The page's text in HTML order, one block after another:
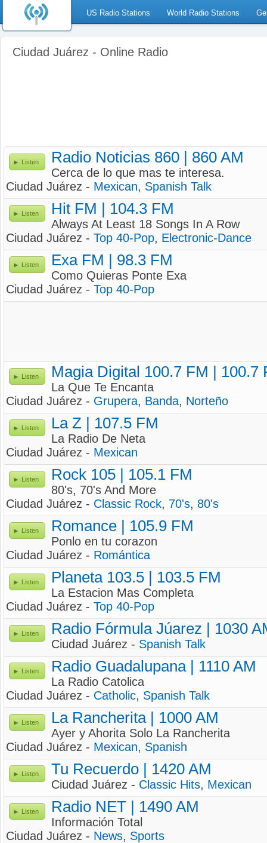
US Radio Stations World Radio Stations
Ciudad Juárez - Online Radio
Listen Radio Noticias 860 | 860 AM
Cerca de lo que mas te interesa.
Ciudad Juárez - Mexican, Spanish Talk
Listen Hit FM | 104.3 FM
Always At Least 18 Songs In A Row
Ciudad Juárez - Top 40-Pop, Electronic-Dance
Listen Exa FM | 98.3 FM
Como Quieras Ponte Exa
Ciudad Juárez - Top 40-Pop
Listen Magia Digital 100.7 FM | 100.7
La Que Te Encanta
Ciudad Juárez - Grupera, Banda, Norteño
Listen La Z | 107.5 FM
La Radio De Neta
Ciudad Juárez - Mexican
Listen Rock 105 | 105.1 FM
80's, 70's And More
Ciudad Juárez - Classic Rock, 70's, 80's
Listen Romance | 105.9 FM
Ponlo en tu corazon
Ciudad Juárez - Romántica
Listen Planeta 103.5 | 103.5 FM
La Estacion Mas Completa
Ciudad Juárez - Top 40-Pop
Listen Radio Fórmula Júarez | 1030
Ciudad Juárez - Spanish Talk
Listen Radio Guadalupana | 1110 AM
La Radio Catolica
Ciudad Juárez - Catholic, Spanish Talk
Listen La Rancherita | 1000 AM
Ayer y Ahorita Solo La Rancherita
Ciudad Juárez - Mexican, Spanish
Listen Tu Recuerdo | 1420 AM
Ciudad Juárez - Classic Hits, Mexican
Listen Radio NET | 1490 AM
Información Total
Ciudad Juárez - News, Sports